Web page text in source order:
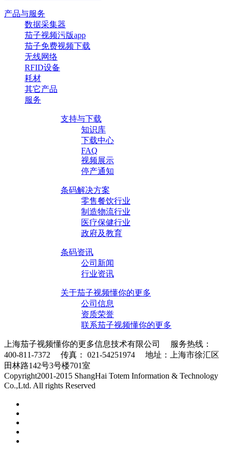
产品与服务
数据采集器
茄子视频污版app
茄子免费视频下载
无线网络
RFID设备
耗材
其它产品
服务
支持与下载
知识库
下载中心
FAQ
视频展示
停产通知
条码解决方案
零售餐饮行业
制造物流行业
医疗保健行业
政府及教育
条码资讯
公司新闻
行业资讯
关于茄子视频懂你的更多
公司信息
资质荣誉
联系茄子视频懂你的更多
上海茄子视频懂你的更多信息技术有限公司 服务热线：
400-811-7372 传真： 021-54251974 地址：上海市徐汇区
田林路142号3号楼701室
Copyright2001-2015 ShangHai Totem Information & Technology
Co.,Ltd. All rights Reserved